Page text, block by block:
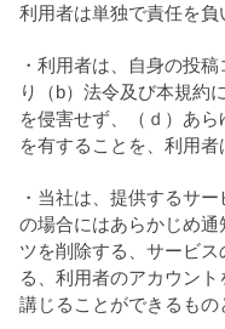
利用者は単独で責任を負
・利用者は、自身の投
り（b）法令及び本規約
を侵害せず、（ｄ）あ
を有することを、利用
・当社は、提供するサ
の場合にはあらかじめ
ツを削除する、サービ
る、利用者のアカウン
講じることができるもの